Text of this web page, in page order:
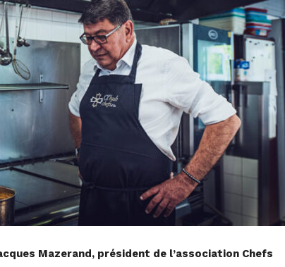
Mazerand, président de l’association Chefs